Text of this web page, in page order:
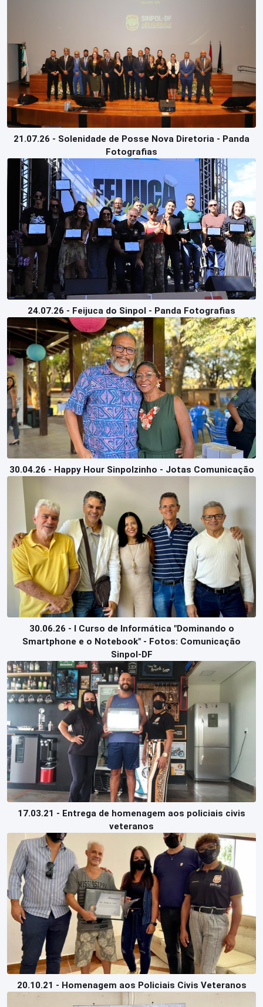
Login
21.07.26 - Solenidade de Posse Nova Diretoria - Panda
Fotografias
24.07.26 - Feijuca do Sinpol - Panda Fotografias
30.04.26 - Happy Hour Sinpolzinho - Jotas Comunicação
30.06.26 - I Curso de Informática "Dominando o
Smartphone e o Notebook" - Fotos: Comunicação
Sinpol-DF
17.03.21 - Entrega de homenagem aos policiais civis
veteranos
20.10.21 - Homenagem aos Policiais Civis Veteranos